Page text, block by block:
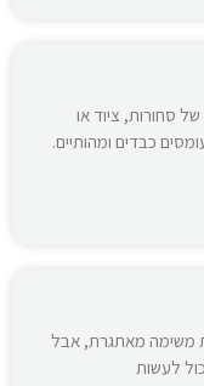
סחורות, ציוד או
כבדים ומהותיים.
משימה מאתגרת, אבל
לעשות